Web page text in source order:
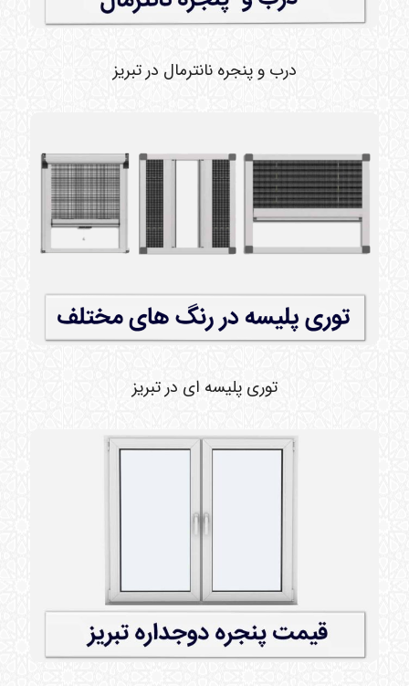
درب و پنجره نانترمال در تبریز
توری پلیسه ای در تبریز